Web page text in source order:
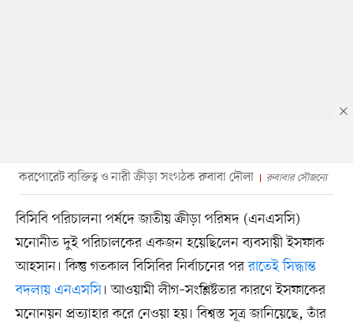
করপোরেট ব্যক্তিত্ব ও নারী ক্রীড়া সংগঠক রুবাবা দৌলা রুবাবার সৌজন্যে
বিসিবি পরিচালনা পর্ষদে জাতীয় ক্রীড়া পরিষদ (এনএসসি)
মনোনীত দুই পরিচালকের একজন হয়েছিলেন ব্যবসায়ী ইসফাক
আহসান। কিন্তু গতকাল বিসিবির নির্বাচনের পররাতেই সিদ্ধান্ত
বদলায় এনএসসি। আওয়ামী লীগ–সংশ্লিষ্টতার কারণে ইসফাকের
মনোনয়ন প্রত্যাহার করে নেওয়া হয়। বিশ্বস্ত সূত্র জানিয়েছে, তাঁর